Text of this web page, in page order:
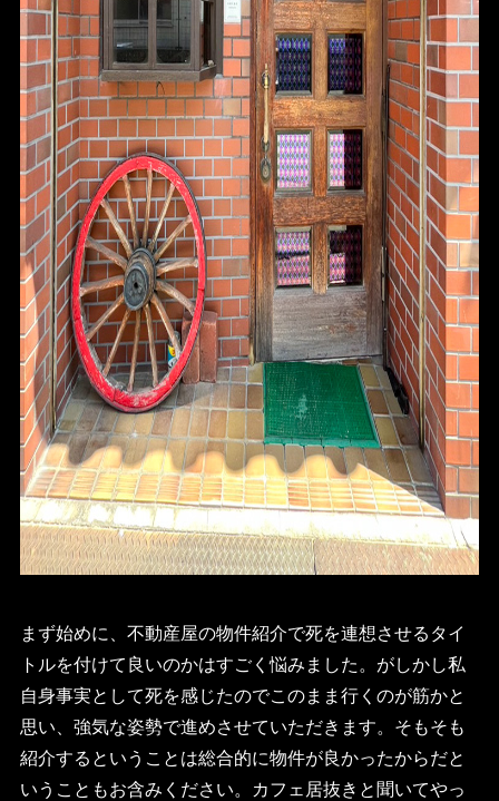
まず始めに、不動産屋の物件紹介で死を連想させるタイ
トルを付けて良いのかはすごく悩みました。がしかし私
自身事実として死を感じたのでこのまま行くのが筋かと
思い、強気な姿勢で進めさせていただきます。そもそも
紹介するということは総合的に物件が良かったからだと
いうこともお含みください。カフェ居抜きと聞いてやっ